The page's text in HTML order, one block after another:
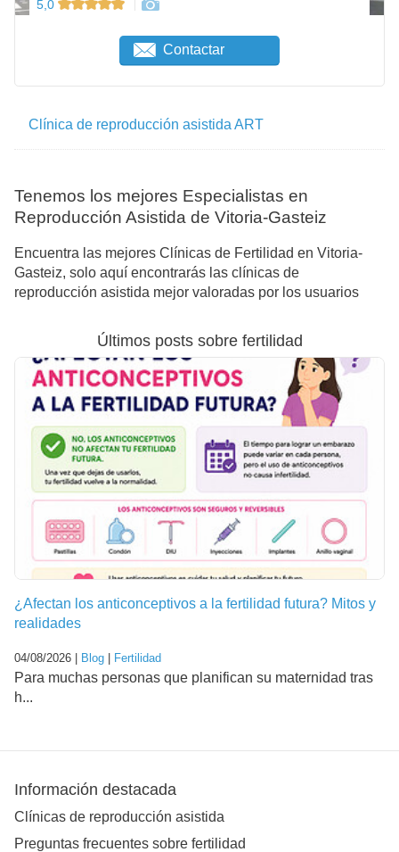
5,0
Contactar
Clínica de reproducción asistida ART
Tenemos los mejores Especialistas en
Reproducción Asistida de Vitoria-Gasteiz
Encuentra las mejores Clínicas de Fertilidad en Vitoria-
Gasteiz, solo aquí encontrarás las clínicas de
reproducción asistida mejor valoradas por los usuarios
Últimos posts sobre fertilidad
¿Afectan los anticonceptivos a la fertilidad futura? Mitos y
realidades
04/08/2026 | Blog Fertilidad
Para muchas personas que planifican su maternidad tras
h...
Información destacada
Clínicas de reproducción asistida
Preguntas frecuentes sobre fertilidad